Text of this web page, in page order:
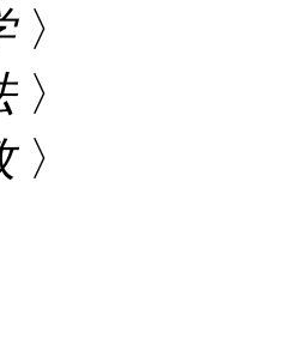
〉
〉
〉